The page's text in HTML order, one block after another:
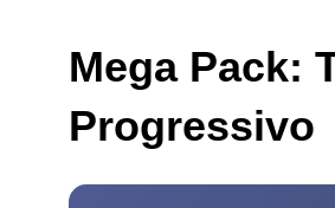
Mega Pack:
Progressivo